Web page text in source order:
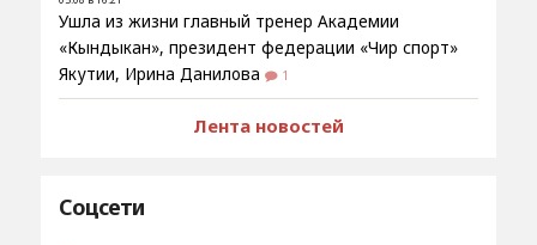
Ушла из жизни главный тренер Академии
«Кындыкан», президент федерации «Чир спорт»
Якутии, Ирина Данилова
1
Лента новостей
Соцсети